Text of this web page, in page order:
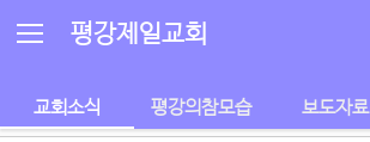
평강제일교회
교회소식 평강의참모습 보도자료